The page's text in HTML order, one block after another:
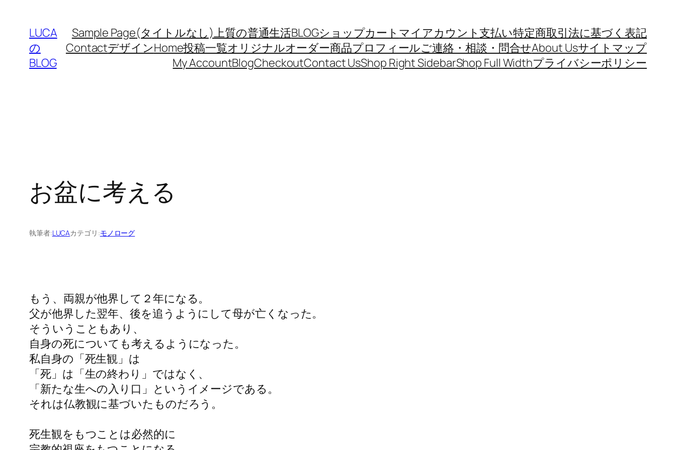
LUCA
の
BLOG
Sample Page(タイトルなし)上質の普通生活BLOGショップカート マイアカウント支払い特定商取引法に基づく表記
ContactデザインHome投稿一覧オリジナルオーダー商品プロフィールご連絡・相談・問合せAbout Usサイトマップ
My AccountBlogCheckoutContact UsShop Right SidebarShop Full Widthプライバシーポリシー
お盆に考える
執筆者:LUCAカテゴリ:モノローグ
もう、両親が他界して２年になる。
父が他界した翌年、後を追うようにして母が亡くなった。
そういうこともあり、
自身の死についても考えるようになった。
私自身の「死生観」は
「死」は「生の終わり」ではなく、
「新たな生への入り口」というイメージである。
それは仏教観に基づいたものだろう。
死生観をもつことは必然的に